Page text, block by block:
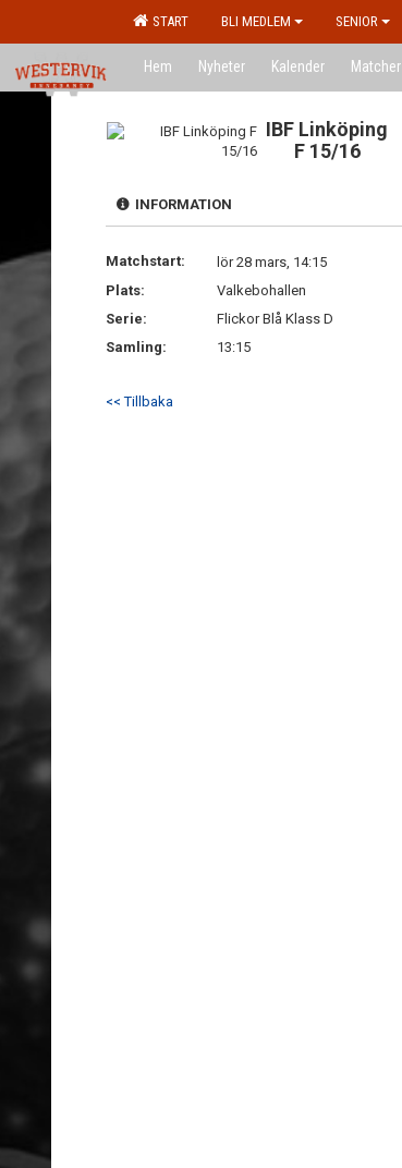
START BLI MEDLEM SENIOR
Hem Nyheter Kalender Matcher
IBF Linköping
F 15/16
INFORMATION
Matchstart:
lör 28 mars, 14:15
Plats:
Valkebohallen
Serie:
Flickor Blå Klass D
Samling:
13:15
<< Tillbaka